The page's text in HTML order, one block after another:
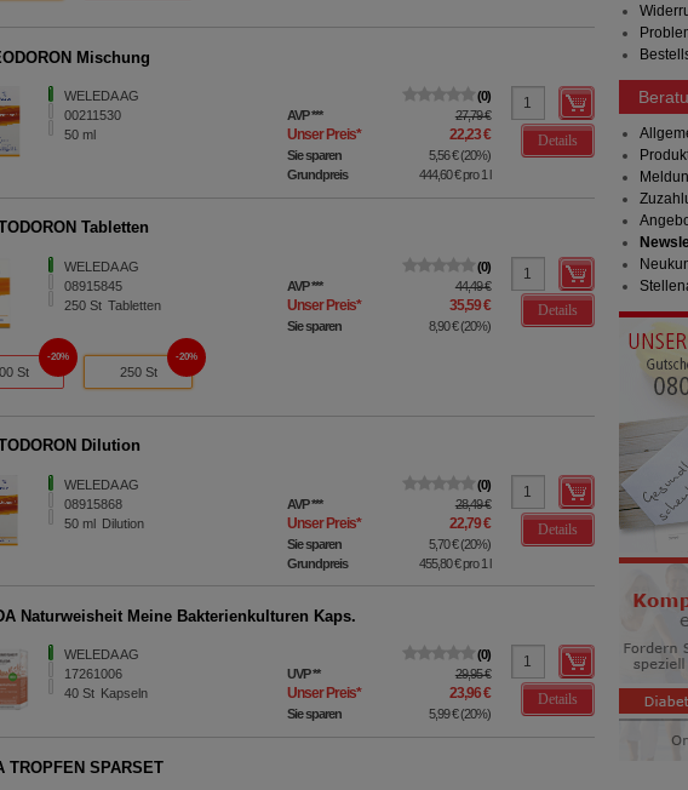
Mischung
WELEDA AG
00211530
50 ml
0
AVP*** 27,79 €
Unser Preis* 22,23 €
Sie sparen 5,56 €(20%)
Grundpreis
444,60 €pro 1 l
Details
Tabletten
WELEDA AG
08915845
250St Tabletten
0
AVP*** 44,49 €
Unser Preis* 35,59 €
Sie sparen 8,90 €(20%)
Details
St
20%
250 St
20%
Dilution
WELEDA AG
08915868
50 ml Dilution
0
AVP*** 28,49 €
Unser Preis* 22,79 €
Sie sparen 5,70 €(20%)
Grundpreis
455,80 €pro 1 l
Details
Naturweisheit Meine Bakterienkulturen Kaps.
WELEDA AG
17261006
40St Kapseln
0
UVP** 29,95 €
Unser Preis* 23,96 €
Sie sparen 5,99 €(20%)
Details
TROPFEN SPARSET